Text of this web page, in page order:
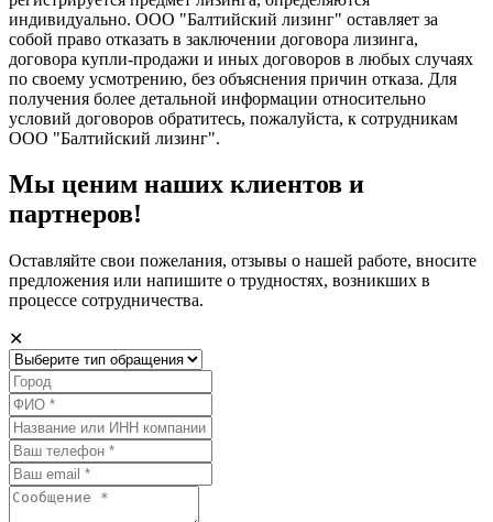
индивидуально. ООО "Балтийский лизинг" оставляет за
собой право отказать в заключении договора лизинга,
договора купли-продажи и иных договоров в любых случаях
по своему усмотрению, без объяснения причин отказа. Для
получения более детальной информации относительно
условий договоров обратитесь, пожалуйста, к сотрудникам
ООО "Балтийский лизинг".
Мы ценим наших клиентов и
партнеров!
Оставляйте свои пожелания, отзывы о нашей работе, вносите
предложения или напишите о трудностях, возникших в
процессе сотрудничества.
✕